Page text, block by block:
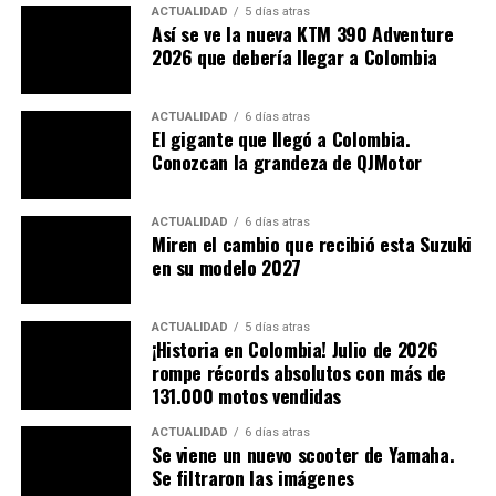
La farola está subdividida
en 3 partes
En cuanto a motorización, encontramos un cubicaje de
ACTUALIDAD 5 días atras
Así se ve la nueva KTM 390 Adventure
2026 que debería llegar a Colombia
ACTUALIDAD 6 días atras
El gigante que llegó a Colombia.
Conozcan la grandeza de QJMotor
ACTUALIDAD 6 días atras
Miren el cambio que recibió esta Suzuki
en su modelo 2027
ACTUALIDAD 5 días atras
¡Historia en Colombia! Julio de 2026
rompe récords absolutos con más de
131.000 motos vendidas
ACTUALIDAD 6 días atras
Se viene un nuevo scooter de Yamaha.
Se filtraron las imágenes